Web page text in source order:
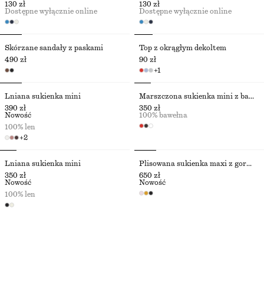
130 zł
Dostępne wyłącznie online
130 zł
Dostępne wyłącznie online
Skórzane sandały z paskami
490 zł
Top z okrągłym dekoltem
90 zł
+1
Lniana sukienka mini
390 zł
+2
Nowość
100% len
Marszczona sukienka mini z bawełnianej popeliny
350 zł
100% bawełna
Lniana sukienka mini
350 zł
Nowość
100% len
Plisowana sukienka maxi z gorsetem
650 zł
Nowość